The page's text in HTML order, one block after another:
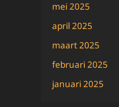
mei 2025
april 2025
maart 2025
februari 2025
januari 2025